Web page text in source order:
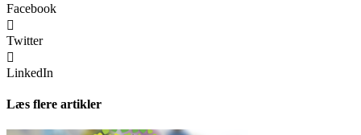
Facebook
Twitter
LinkedIn
Læs flere artikler